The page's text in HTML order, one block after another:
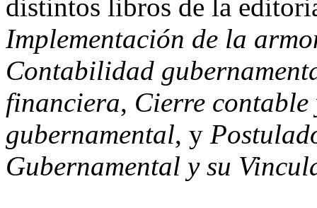
distintos libros de la
Implementación de la
Contabilidad
financiera, Cierre
gubernamental, y
Gubernamental y su